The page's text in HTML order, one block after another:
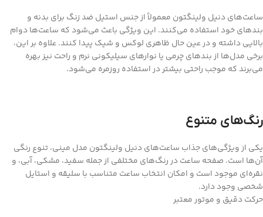
ساعت‌های دنیل ولینگتون معمولاً از جنس استیل ضد زنگ برای بدنه و
بندهای خود استفاده می‌کنند. این ویژگی باعث می‌شود که ساعت‌ها دوام
بالایی داشته و در عین حال ظاهری لوکس و شیک پیدا کنند. علاوه بر این،
برخی مدل‌ها از بندهای چرمی یا نوارهای سیلیکونی نرم و راحت نیز بهره
می‌برند که موجب راحتی بیشتر در استفاده روزمره می‌شود.
رنگ‌های متنوع
یکی از ویژگی‌های جذاب ساعت‌های دنیل ولینگتون مدل مینی، تنوع رنگی
آن‌ها است. صفحه ساعت در رنگ‌های مختلفی از جمله سفید، مشکی، آبی، و
نقره‌ای موجود است و امکان انتخاب ساعت متناسب با سلیقه و استایل
شخصی وجود دارد.
حرکت دقیق و موتور معتبر